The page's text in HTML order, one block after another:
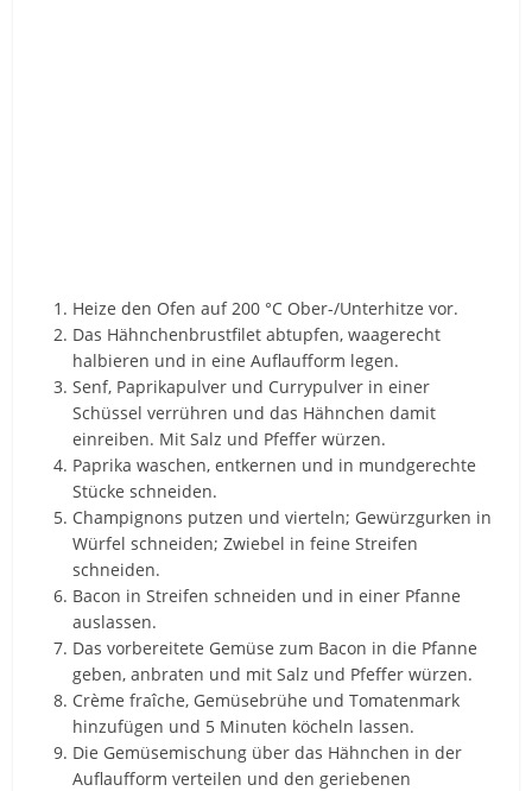
Heize den Ofen auf 200 °C Ober-/Unterhitze vor.
Das Hähnchenbrustfilet abtupfen, waagerecht
halbieren und in eine Auflaufform legen.
Senf, Paprikapulver und Currypulver in einer
Schüssel verrühren und das Hähnchen damit
einreiben. Mit Salz und Pfeffer würzen.
Paprika waschen, entkernen und in mundgerechte
Stücke schneiden.
Champignons putzen und vierteln; Gewürzgurken in
Würfel schneiden; Zwiebel in feine Streifen
schneiden.
Bacon in Streifen schneiden und in einer Pfanne
auslassen.
Das vorbereitete Gemüse zum Bacon in die Pfanne
geben, anbraten und mit Salz und Pfeffer würzen.
Crème fraîche, Gemüsebrühe und Tomatenmark
hinzufügen und 5 Minuten köcheln lassen.
Die Gemüsemischung über das Hähnchen in der
Auflaufform verteilen und den geriebenen